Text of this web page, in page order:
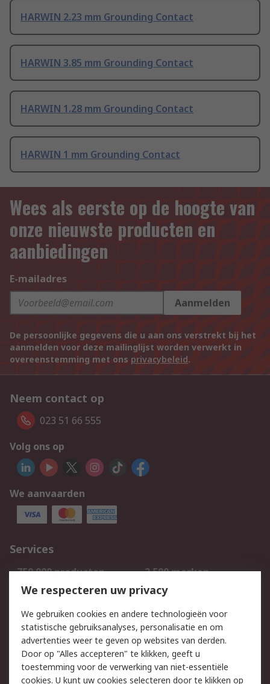
HARWIN 2.23 mm Grounding Contact
HARWIN 3.85 mm Grounding Contact
HARWIN 1.28 mm Grounding Contact
HARWIN 1 mm Grounding Contact
Wees als eerste op de hoogte van
onze nieuwste producten en
aanbiedingen
E-mailadres
Aanmelden
De persoonlijke gegevens die u aan ons verstrekt bij het
aanmelden voor deze mailinglijst worden verwerkt in
overeenstemming met ons privacybeleid.
Neem contact op
023 51 66 555
Volg ons op
We aanvaarden
Services
750.000 producten
2.500 merken
Bestellen
Inkoopoplossingen
Track & Trace
Wettelijk
Cookiebeleid Email veiligheid
We respecteren uw privacy
We gebruiken cookies en andere technologieën voor
statistische gebruiksanalyses, personalisatie en om
advertenties weer te geven op websites van derden.
Door op "Alles accepteren" te klikken, geeft u
toestemming voor de verwerking van niet-essentiële
cookies. U kunt uw cookies selecteren door te klikken op